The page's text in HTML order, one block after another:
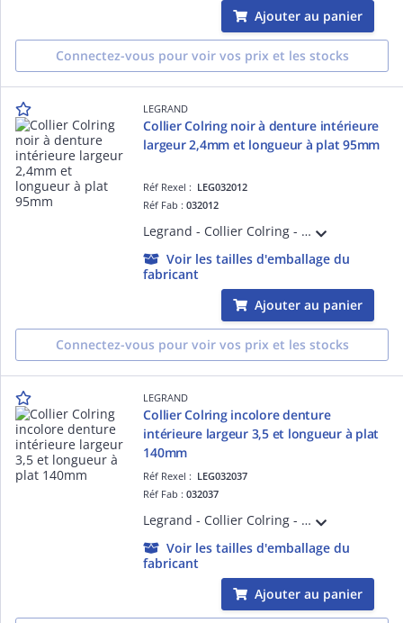
Ajouter au panier
Connectez-vous pour voir vos prix et les stocks
LEGRAND
Collier Colring noir à denture intérieure
largeur 2,4mm et longueur à plat 95mm
Réf Rexel : LEG032012
Réf Fab :032012
Legrand - Collier Colring - dent int polyamide 6/6 - l 2,4 - L 95 - noir (blist)
Voir les tailles d'emballage du
fabricant
Ajouter au panier
Connectez-vous pour voir vos prix et les stocks
LEGRAND
Collier Colring incolore denture
intérieure largeur 3,5 et longueur à plat
140mm
Réf Rexel : LEG032037
Réf Fab :032037
Legrand - Collier Colring - dent int polyamide 6/6 - l 3,5 - L 140 - incolore (blist)
Voir les tailles d'emballage du
fabricant
Ajouter au panier